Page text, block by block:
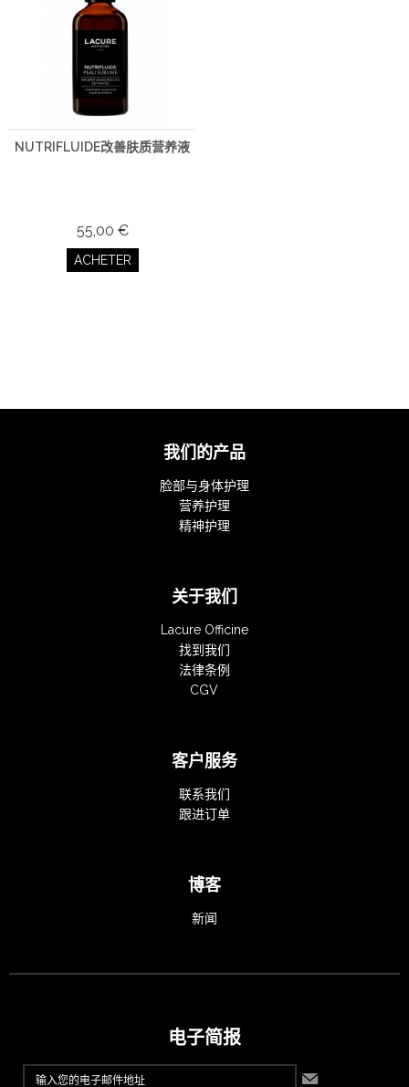
NUTRIFLUIDE改善肤质营养液
55,00 €
ACHETER
我们的产品
脸部与身体护理
营养护理
精神护理
关于我们
Lacure Officine
找到我们
法律条例
CGV
客户服务
联系我们
跟进订单
博客
新闻
电子简报